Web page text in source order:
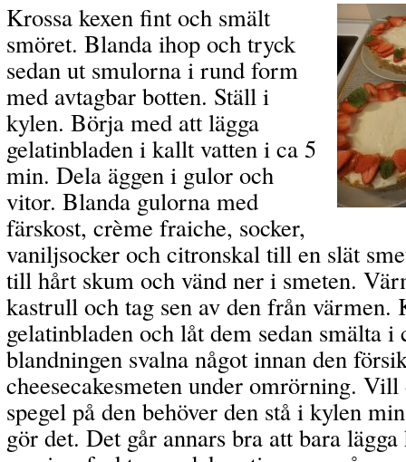
Krossa kexen fint och smält
smöret. Blanda ihop och tryck
sedan ut smulorna i rund form
med avtagbar botten. Ställ i
kylen. Börja med att lägga
gelatinbladen i kallt vatten i ca 5
min. Dela äggen i gulor och
vitor. Blanda gulorna med
färskost, crème fraiche, socker,
vaniljsocker och citronskal till en slät
till hårt skum och vänd ner i smeten.
kastrull och tag sen av den från värmen.
gelatinbladen och låt dem sedan smälta
blandningen svalna något innan den
cheesecakesmeten under omrörning.
spegel på den behöver den stå i kylen
gör det. Det går annars bra att bara